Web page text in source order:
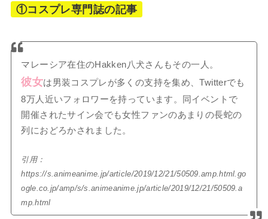
①コスプレ専門誌の記事
マレーシア在住のHakken八犬さんもその一人。
彼女は男装コスプレが多くの支持を集め、Twitterでも
8万人近いフォロワーを持っています。同イベントで
開催されたサイン会でも女性ファンのあまりの長蛇の
列におどろかされました。
引用：
https://s.animeanime.jp/article/2019/12/21/50509.amp.html.go
ogle.co.jp/amp/s/s.animeanime.jp/article/2019/12/21/50509.a
mp.html